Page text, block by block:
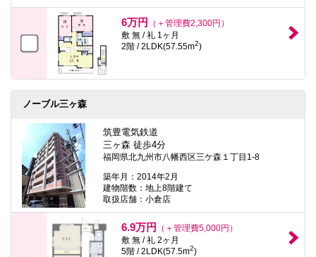
6万円
（＋管理費2,300円）
敷 無 / 礼 1ヶ月
2階 / 2LDK(57.55m2)
ノーブル三ヶ森
筑豊電気鉄道
三ヶ森 徒歩4分
福岡県北九州市八幡西区三ケ森１丁目1-8
築年月：2014年2月
建物階数：地上8階建て
取扱店舗：小倉店
6.9万円
（＋管理費5,000円）
敷 無 / 礼 2ヶ月
5階 / 2LDK(57.5m2)